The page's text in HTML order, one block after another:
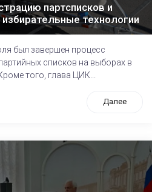
партсписков и
технологии
был завершен процесс
списков на выборах в
того, глава ЦИК...
Далее